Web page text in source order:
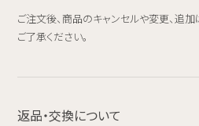
ご注文後、商品のキャンセルや変更、追
ご了承ください。
返品・交換について